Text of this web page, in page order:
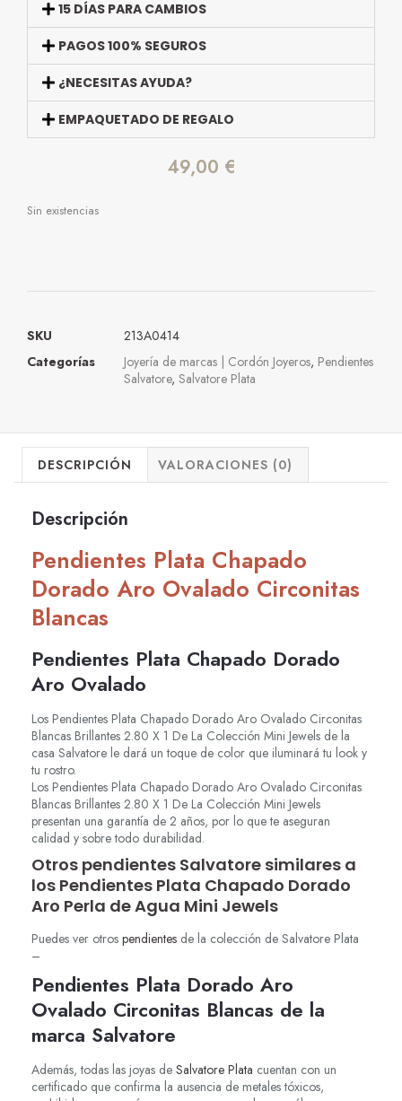
15 DÍAS PARA CAMBIOS
PAGOS 100% SEGUROS
¿NECESITAS AYUDA?
EMPAQUETADO DE REGALO
49,00 €
Sin existencias
SKU
213A0414
Categorías
Joyería de marcas | Cordón Joyeros, Pendientes
Salvatore, Salvatore Plata
DESCRIPCIÓN VALORACIONES (0)
Descripción
Pendientes Plata Chapado
Dorado Aro Ovalado Circonitas
Blancas
Pendientes Plata Chapado Dorado
Aro Ovalado
Los Pendientes Plata Chapado Dorado Aro Ovalado Circonitas
Blancas Brillantes 2.80 X 1 De La Colección Mini Jewels de la
casa Salvatore le dará un toque de color que iluminará tu look y
tu rostro.
Los Pendientes Plata Chapado Dorado Aro Ovalado Circonitas
Blancas Brillantes 2.80 X 1 De La Colección Mini Jewels
presentan una garantía de 2 años, por lo que te aseguran
calidad y sobre todo durabilidad.
Otros pendientes Salvatore similares a
los Pendientes Plata Chapado Dorado
Aro Perla de Agua Mini Jewels
Puedes ver otros pendientes de la colección de Salvatore Plata
–
Pendientes Plata Dorado Aro
Ovalado Circonitas Blancas de la
marca Salvatore
Además, todas las joyas de Salvatore Plata cuentan con un
certificado que confirma la ausencia de metales tóxicos,